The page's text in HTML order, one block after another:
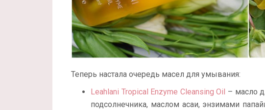
Теперь настала очередь масел для умывания:
Leahlani Tropical Enzyme Cleansing Oil – масло
подсолнечника, маслом асаи, энзимами